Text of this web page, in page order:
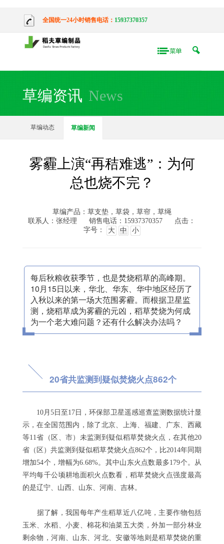
全国统一24小时销售电话： 15937370357
草编资讯 News
草编动态 草编新闻
雾霾上演“再秸难逃”：为何
总也烧不完？
草编产品：草支垫，草袋，草帘，草绳
联系人：张经理
销售电话：15937370357
点击：
字号：
大 中 小
每后秋粮收获季节，也是焚烧稻草的高峰期。
10月15日以来，华北、华东、华中地区经历了
入秋以来的第一场大范围雾霾。而根据卫星监
测，烧稻草成为雾霾的元凶，稻草焚烧为何成
为一个老大难问题？还有什么解决办法吗？
20省共监测到疑似焚烧火点862个
10月5日至17日，环保部卫星遥感巡查监测数据统计显
示，在全国范围内，除了北京、上海、福建、广东、西藏
等11省（区、市）未监测到疑似稻草焚烧火点，在其他20
省（区）共监测到疑似稻草焚烧火点862个，比2014年同期
增加54个，增幅为6.68%。其中山东火点数最多179个。从
平均每千公顷耕地面积火点数看，稻草焚烧火点强度最高
的是辽宁、山西、山东、河南、吉林。
据了解， 我国每年产生稻草近八亿吨，主要作物包括
玉米、水稻、小麦、棉花和油菜五大类，外加一部分林业
剩余物，河南、山东、河北、安徽等地则是稻草焚烧的重